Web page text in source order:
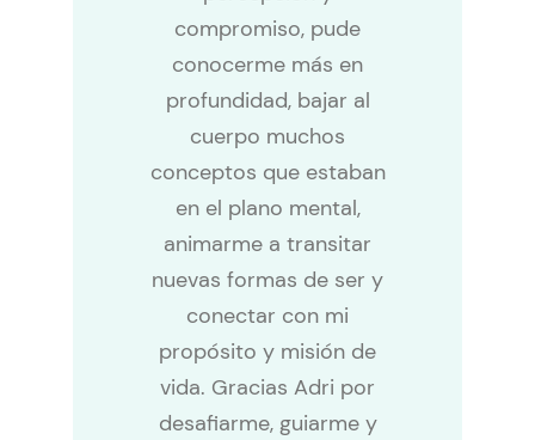
compromiso, pude
conocerme más en
profundidad, bajar al
cuerpo muchos
conceptos que estaban
en el plano mental,
animarme a transitar
nuevas formas de ser y
conectar con mi
propósito y misión de
vida. Gracias Adri por
desafiarme, guiarme y